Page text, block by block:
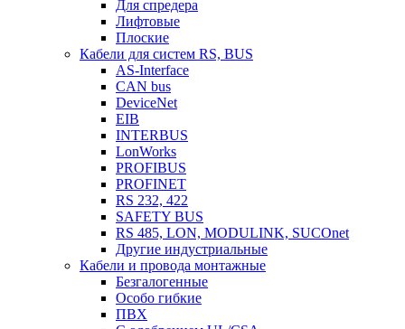
Для спредера
Лифтовые
Плоские
Кабели для систем RS, BUS
AS-Interface
CAN bus
DeviceNet
EIB
INTERBUS
LonWorks
PROFIBUS
PROFINET
RS 232, 422
SAFETY BUS
RS 485, LON, MODULINK, SUCOnet
Другие индустриальные
Кабели и провода монтажные
Безгалогенные
Особо гибкие
ПВХ